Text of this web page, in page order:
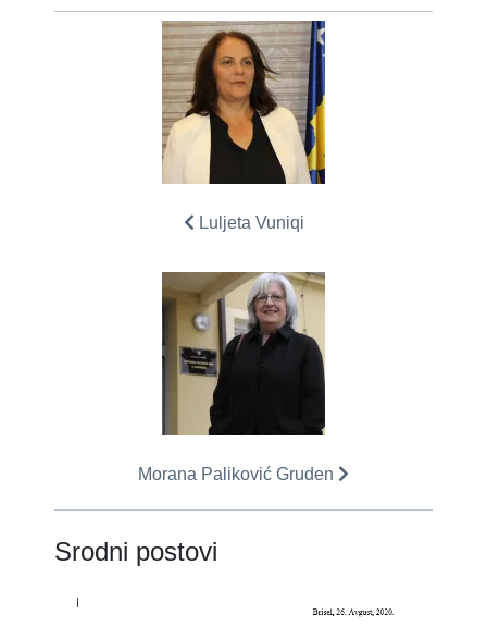
Luljeta Vuniqi
Morana Paliković Gruden
Srodni postovi